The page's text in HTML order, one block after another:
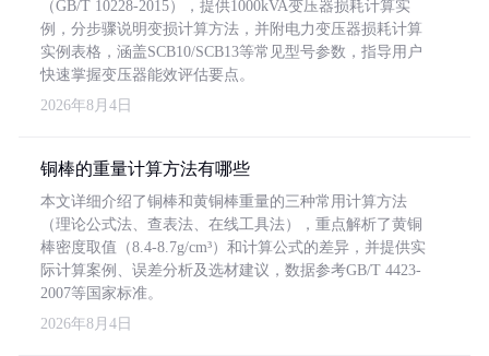
（GB/T 10228-2015），提供1000kVA变压器损耗计算实
例，分步骤说明变损计算方法，并附电力变压器损耗计算
实例表格，涵盖SCB10/SCB13等常见型号参数，指导用户
快速掌握变压器能效评估要点。
2026年8月4日
铜棒的重量计算方法有哪些
本文详细介绍了铜棒和黄铜棒重量的三种常用计算方法
（理论公式法、查表法、在线工具法），重点解析了黄铜
棒密度取值（8.4-8.7g/cm³）和计算公式的差异，并提供实
际计算案例、误差分析及选材建议，数据参考GB/T 4423-
2007等国家标准。
2026年8月4日